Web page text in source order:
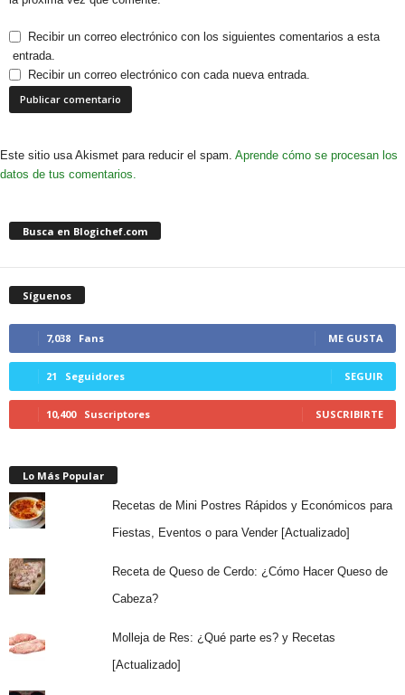
Recibir un correo electrónico con los siguientes comentarios a esta
entrada.
Recibir un correo electrónico con cada nueva entrada.
Este sitio usa Akismet para reducir el spam. Aprende cómo se procesan los
datos de tus comentarios.
Busca en Blogichef.com
Síguenos
7,038 Fans ME GUSTA
21 Seguidores SEGUIR
10,400 Suscriptores SUSCRIBIRTE
Lo Más Popular
Recetas de Mini Postres Rápidos y Económicos para
Fiestas, Eventos o para Vender [Actualizado]
Receta de Queso de Cerdo: ¿Cómo Hacer Queso de
Cabeza?
Molleja de Res: ¿Qué parte es? y Recetas
[Actualizado]